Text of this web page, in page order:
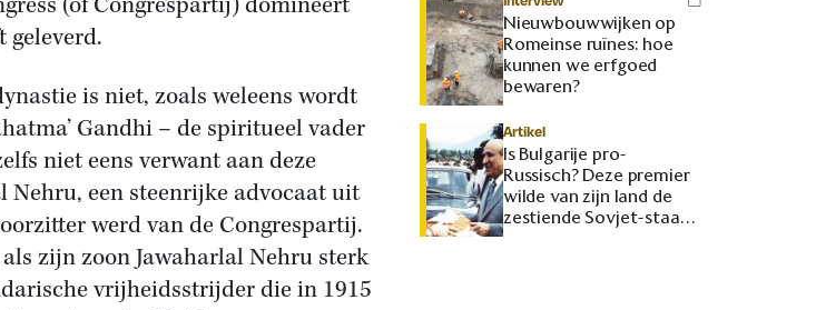
(of Congrespartij) domineert
geleverd.
is niet, zoals weleens wordt
Gandhi – de spiritueel vader
niet eens verwant aan deze
een steenrijke advocaat uit
werd van de Congrespartij.
zijn zoon Jawaharlal Nehru sterk
vrijheidsstrijder die in 1915
Nieuwbouwwijken op
Romeinse ruïnes: hoe
kunnen we erfgoed
bewaren?
Artikel
Is Bulgarije pro-
Russisch? Deze premier
wilde van zijn land de
zestiende Sovjet-staat
maken